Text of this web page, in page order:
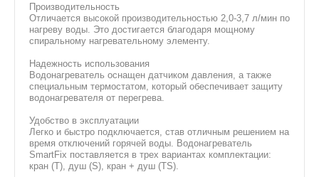
Производительность
Отличается высокой производительностью 2,0-3,7 л/мин по
нагреву воды. Это достигается благодаря мощному
спиральному нагревательному элементу.
Надежность использования
Водонагреватель оснащен датчиком давления, а также
специальным термостатом, который обеспечивает защиту
водонагревателя от перегрева.
Удобство в эксплуатации
Легко и быстро подключается, став отличным решением на
время отключений горячей воды. Водонагреватель
SmartFix поставляется в трех вариантах комплектации:
кран (T), душ (S), кран + душ (TS).